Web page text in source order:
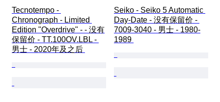
Tecnotempo -
Chronograph - Limited
Edition "Overdrive" - - 没有
保留价 - TT.100OV.LBL -
男士 - 2020年及之后
Seiko - Seiko 5 Automatic
Day-Date - 没有保留价 -
7009-3040 - 男士 - 1980-
1989